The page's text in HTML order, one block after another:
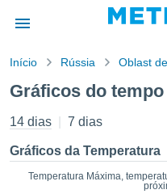
da
foi
por
para
que as
Início Rússia Oblast
Gráficos do
14 dias 7 dias
Gráficos da Temperatura
Temperatura Máxima,